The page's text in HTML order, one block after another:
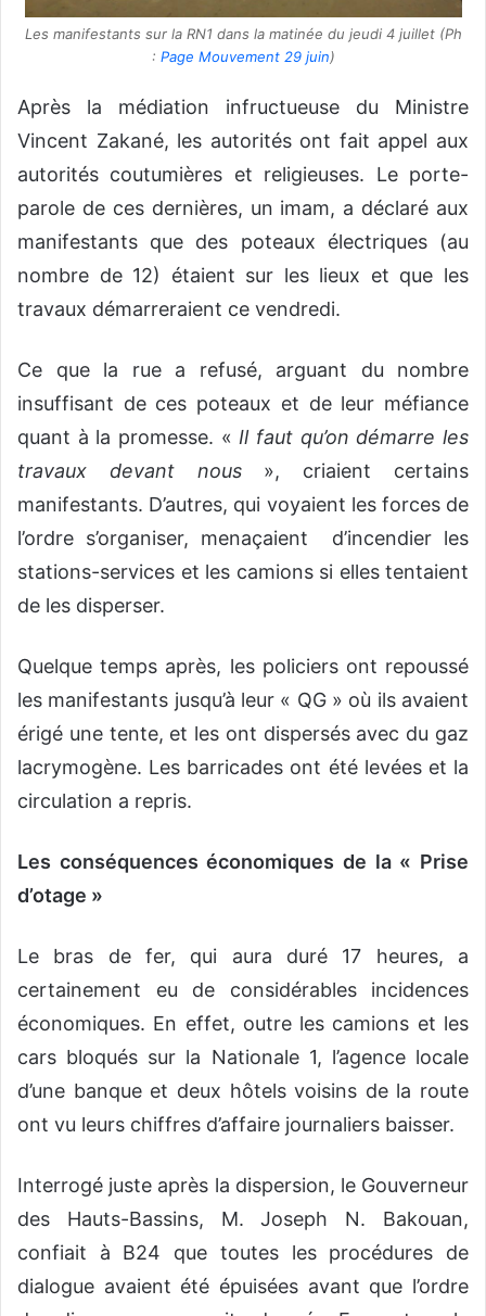
Les manifestants sur la RN1 dans la matinée du jeudi 4 juillet (Ph
: Page Mouvement 29 juin)
Après la médiation infructueuse du Ministre
Vincent Zakané, les autorités ont fait appel aux
autorités coutumières et religieuses. Le porte-
parole de ces dernières, un imam, a déclaré aux
manifestants que des poteaux électriques (au
nombre de 12) étaient sur les lieux et que les
travaux démarreraient ce vendredi.
Ce que la rue a refusé, arguant du nombre
insuffisant de ces poteaux et de leur méfiance
quant à la promesse. « Il faut qu’on démarre les
travaux devant nous », criaient certains
manifestants. D’autres, qui voyaient les forces de
l’ordre s’organiser, menaçaient d’incendier les
stations-services et les camions si elles tentaient
de les disperser.
Quelque temps après, les policiers ont repoussé
les manifestants jusqu’à leur « QG » où ils avaient
érigé une tente, et les ont dispersés avec du gaz
lacrymogène. Les barricades ont été levées et la
circulation a repris.
Les conséquences économiques de la « Prise
d’otage »
Le bras de fer, qui aura duré 17 heures, a
certainement eu de considérables incidences
économiques. En effet, outre les camions et les
cars bloqués sur la Nationale 1, l’agence locale
d’une banque et deux hôtels voisins de la route
ont vu leurs chiffres d’affaire journaliers baisser.
Interrogé juste après la dispersion, le Gouverneur
des Hauts-Bassins, M. Joseph N. Bakouan,
confiait à B24 que toutes les procédures de
dialogue avaient été épuisées avant que l’ordre